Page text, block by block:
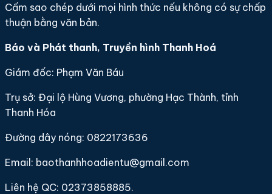
Cấm sao chép dưới mọi hình thức nếu không có sự chấp
thuận bằng văn bản.
Báo và Phát thanh, Truyền hình Thanh Hoá
Giám đốc: Phạm Văn Báu
Trụ sở: Đại lộ Hùng Vương, phường Hạc Thành, tỉnh
Thanh Hóa
Đường dây nóng: 0822173636
Email: baothanhhoadientu@gmail.com
Liên hệ QC: 02373858885.